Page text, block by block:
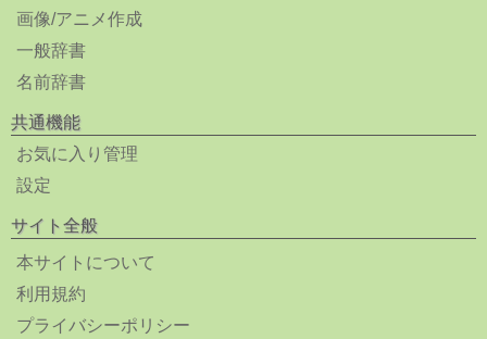
画像/アニメ作成
一般辞書
名前辞書
共通機能
お気に入り管理
設定
サイト全般
本サイトについて
利用規約
プライバシーポリシー